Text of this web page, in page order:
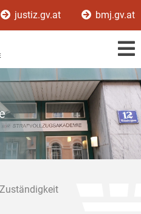
justiz.gv.at bmj.gv.at
Zuständigkeit